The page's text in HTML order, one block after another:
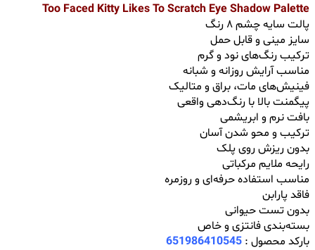
Too Faced Kitty Likes To Scratch Eye Shadow Palette
پالت سایه چشم ۸ رنگ
سایز مینی و قابل حمل
ترکیب رنگ‌های نود و گرم
مناسب آرایش روزانه و شبانه
فینیش‌های مات، براق و متالیک
پیگمنت بالا با رنگ‌دهی واقعی
بافت نرم و ابریشمی
ترکیب و محو شدن آسان
بدون ریزش روی پلک
رایحه ملایم مرکباتی
مناسب استفاده حرفه‌ای و روزمره
فاقد پارابن
بدون تست حیوانی
بسته‌بندی فانتزی و خاص
بارکد محصول : 651986410545